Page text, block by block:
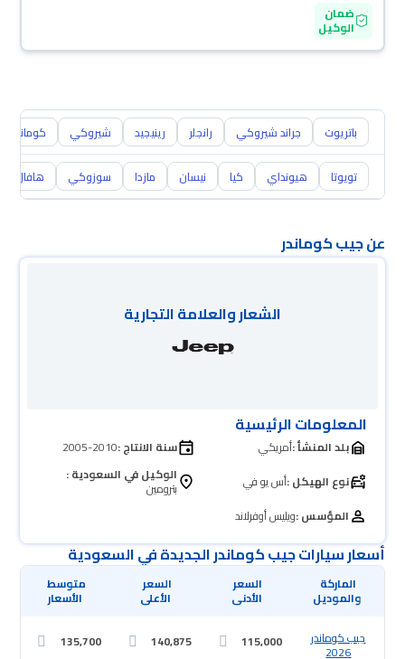
ضمان
الوكيل
باتريوت جراند شيروكي رانجلر رينيجيد شيروكي كومانشي
تويوتا هيونداي كيا نيسان مازدا سوزوكي هافال
عن جيب كوماندر
الشعار والعلامة التجارية
المعلومات الرئيسية
بلد المنشأ :أمريكي سنة الانتاج :2005-2010
نوع الهيكل :أس يو في الوكيل في السعودية :
بترومين
المؤسس :ويليس أوفرلاند
أسعار سيارات جيب كوماندر الجديدة في السعودية
السعر متوسط
جيب كوماندر
2026
115,000
140,875
135,700